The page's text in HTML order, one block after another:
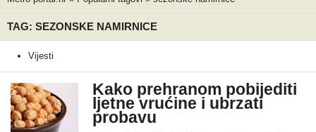
TAG: SEZONSKE NAMIRNICE
Vijesti
Kako prehranom pobijediti
ljetne vrućine i ubrzati
probavu